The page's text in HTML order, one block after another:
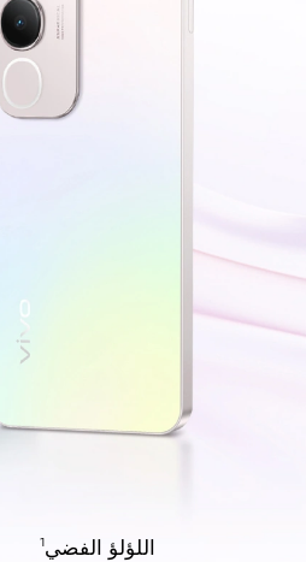
اللؤلؤ الفضي1